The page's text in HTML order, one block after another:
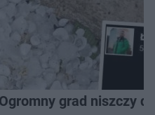
grad niszczy